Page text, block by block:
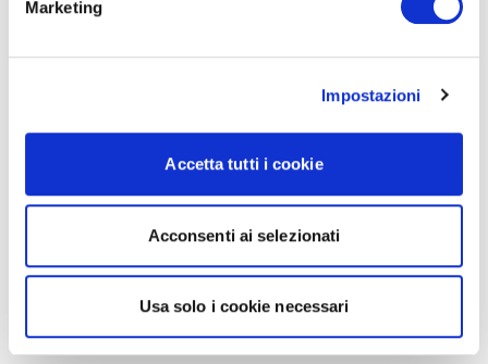
Marketing
Impostazioni
Accetta tutti i cookie
Acconsenti ai selezionati
Usa solo i cookie necessari